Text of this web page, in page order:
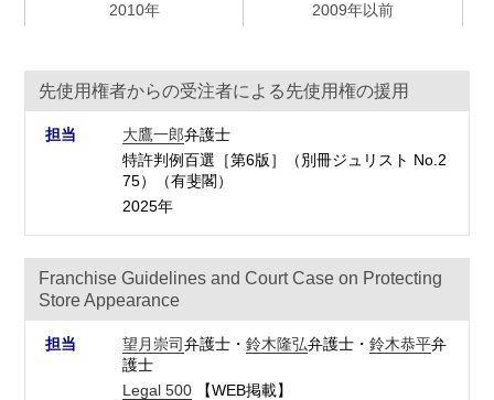
2010年
2009年以前
先使用権者からの受注者による先使用権の援用
担当 大鷹一郎弁護士
特許判例百選［第6版］（別冊ジュリスト No.2
75）（有斐閣）
2025年
Franchise Guidelines and Court Case on Protecting
Store Appearance
担当 望月崇司弁護士・鈴木隆弘弁護士・鈴木恭平弁
護士
Legal 500 【WEB掲載】